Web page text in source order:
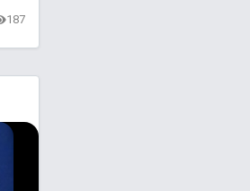
187